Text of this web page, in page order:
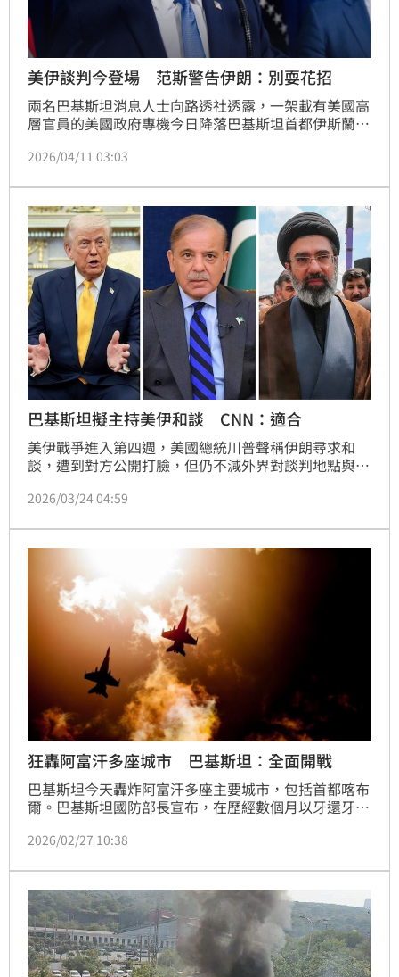
美伊談判今登場 范斯警告伊朗：別耍花招
兩名巴基斯坦消息人士向路透社透露，一架載有美國高
層官員的美國政府專機今日降落巴基斯坦首都伊斯蘭馬
2026/04/11 03:03
巴基斯坦擬主持美伊和談 CNN：適合
美伊戰爭進入第四週，美國總統川普聲稱伊朗尋求和
談，遭到對方公開打臉，但仍不減外界對談判地點與形
方面談的地點，而這可是有好理由。
2026/03/24 04:59
狂轟阿富汗多座城市 巴基斯坦：全面開戰
巴基斯坦今天轟炸阿富汗多座主要城市，包括首都喀布
爾。巴基斯坦國防部長宣布，在歷經數個月以牙還牙的
2026/02/27 10:38